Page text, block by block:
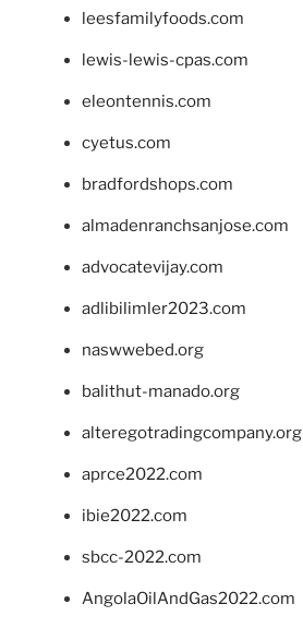
leesfamilyfoods.com
lewis-lewis-cpas.com
eleontennis.com
cyetus.com
bradfordshops.com
almadenranchsanjose.com
advocatevijay.com
adlibilimler2023.com
naswwebed.org
balithut-manado.org
alteregotradingcompany.org
aprce2022.com
ibie2022.com
sbcc-2022.com
AngolaOilAndGas2022.com